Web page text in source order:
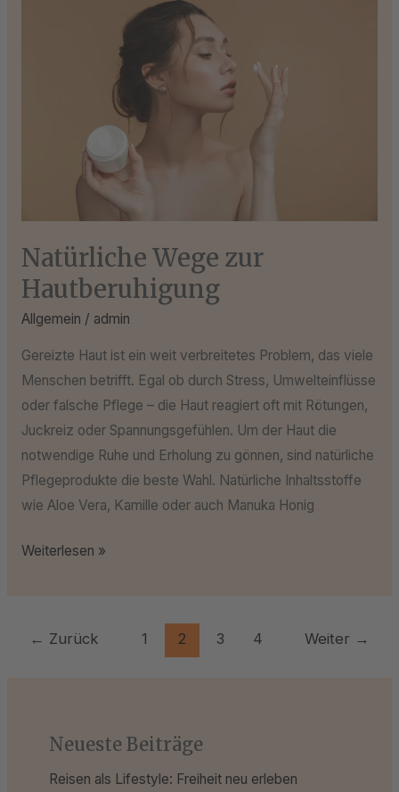
Natürliche Wege zur
Hautberuhigung
Allgemein / admin
Gereizte Haut ist ein weit verbreitetes Problem, das viele
Menschen betrifft. Egal ob durch Stress, Umwelteinflüsse
oder falsche Pflege – die Haut reagiert oft mit Rötungen,
Juckreiz oder Spannungsgefühlen. Um der Haut die
notwendige Ruhe und Erholung zu gönnen, sind natürliche
Pflegeprodukte die beste Wahl. Natürliche Inhaltsstoffe
wie Aloe Vera, Kamille oder auch Manuka Honig
Weiterlesen »
← Zurück 1 2 3 4 Weiter →
Neueste Beiträge
Reisen als Lifestyle: Freiheit neu erleben